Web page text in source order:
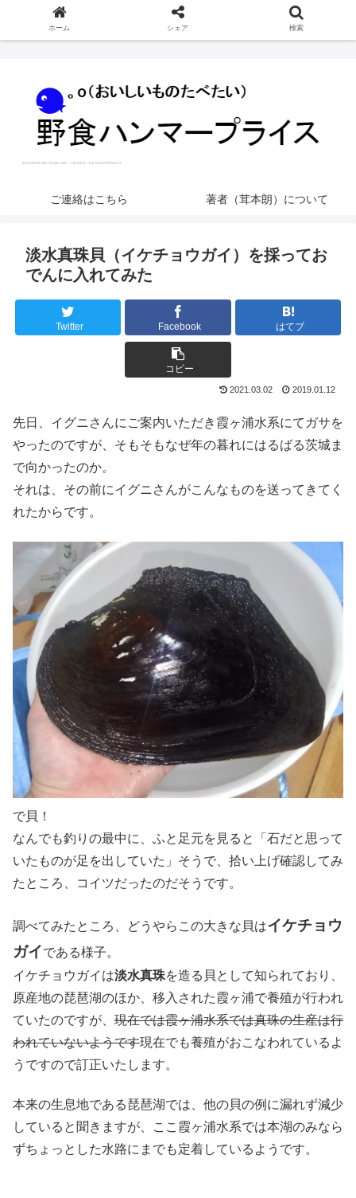
ご連絡はこちら 著者（茸本朗）について
淡水真珠貝（イケチョウガイ）を採ってお
でんに入れてみた
Twitter Facebook はてブ
コピー
2021.03.02 2019.01.12
先日、イグニさんにご案内いただき霞ヶ浦水系にてガサを
やったのですが、そもそもなぜ年の暮れにはるばる茨城ま
で向かったのか。
それは、その前にイグニさんがこんなものを送ってきてく
れたからです。
で貝！
なんでも釣りの最中に、ふと足元を見ると「石だと思って
いたものが足を出していた」そうで、拾い上げ確認してみ
たところ、コイツだったのだそうです。
調べてみたところ、どうやらこの大きな貝はイケチョウ
ガイである様子。
イケチョウガイは淡水真珠を造る貝として知られており、
原産地の琵琶湖のほか、移入された霞ヶ浦で養殖が行われ
ていたのですが、 現在では霞ヶ浦水系では真珠の生産は行
われていないようです現在でも養殖がおこなわれているよ
うですので訂正いたします。
本来の生息地である琵琶湖では、他の貝の例に漏れず減少
していると聞きますが、ここ霞ヶ浦水系では本湖のみなら
ずちょっとした水路にまでも定着しているようです。
ホーム シェア 検索